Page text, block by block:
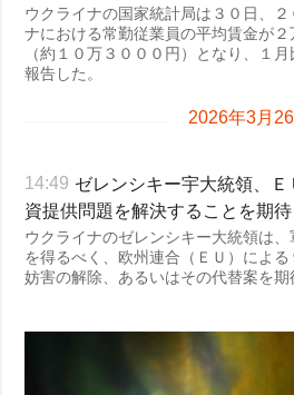
ウクライナの国家統計局は３０日、
ナにおける常勤従業員の平均賃金が
（約１０万３０００円）となり、１
報告した。
2026年3月26
14:49 ゼレンシキー宇大統領、
資提供問題を解決することを期待
ウクライナのゼレンシキー大統領は
を得るべく、欧州連合（ＥＵ）によ
妨害の解除、あるいはその代替案を期